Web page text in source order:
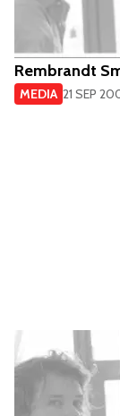
Rembrandt
MEDIA 21 SEP